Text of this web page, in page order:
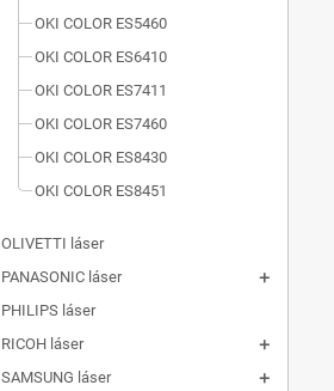
OKI COLOR ES5460
OKI COLOR ES6410
OKI COLOR ES7411
OKI COLOR ES7460
OKI COLOR ES8430
OKI COLOR ES8451
OLIVETTI láser
PANASONIC láser
PHILIPS láser
RICOH láser
SAMSUNG láser